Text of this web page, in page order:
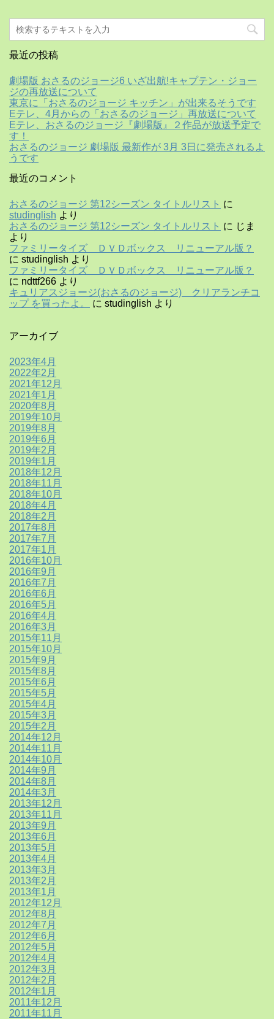
最近の投稿
劇場版 おさるのジョージ6 いざ出航!キャプテン・ジョー
ジの再放送について
東京に「おさるのジョージ キッチン」が出来るそうです
Eテレ、4月からの「おさるのジョージ」再放送について
Eテレ、おさるのジョージ『劇場版』２作品が放送予定で
す！
おさるのジョージ 劇場版 最新作が 3月 3日に発売されるよ
うです
最近のコメント
おさるのジョージ 第12シーズン タイトルリスト に
studinglish より
おさるのジョージ 第12シーズン タイトルリスト に じま
より
ファミリータイズ ＤＶＤボックス リニューアル版？
に studinglish より
ファミリータイズ ＤＶＤボックス リニューアル版？
に ndttf266 より
キュリアスジョージ(おさるのジョージ) クリアランチコ
ップ を買ったよ。
に studinglish より
アーカイブ
2023年4月
2022年2月
2021年12月
2021年1月
2020年8月
2019年10月
2019年8月
2019年6月
2019年2月
2019年1月
2018年12月
2018年11月
2018年10月
2018年4月
2018年2月
2017年8月
2017年7月
2017年1月
2016年10月
2016年9月
2016年7月
2016年6月
2016年5月
2016年4月
2016年3月
2015年11月
2015年10月
2015年9月
2015年8月
2015年6月
2015年5月
2015年4月
2015年3月
2015年2月
2014年12月
2014年11月
2014年10月
2014年9月
2014年8月
2014年3月
2013年12月
2013年11月
2013年9月
2013年6月
2013年5月
2013年4月
2013年3月
2013年2月
2013年1月
2012年12月
2012年8月
2012年7月
2012年6月
2012年5月
2012年4月
2012年3月
2012年2月
2012年1月
2011年12月
2011年11月